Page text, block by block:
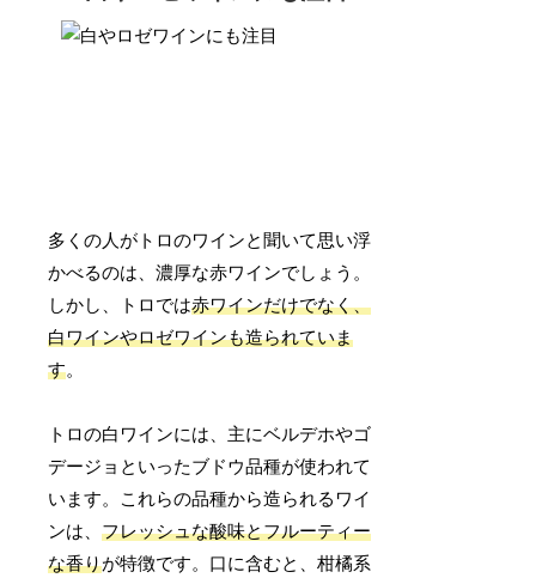
多くの人がトロのワインと聞いて思い浮
かべるのは、濃厚な赤ワインでしょう。
しかし、トロでは赤ワインだけでなく、
白ワインやロゼワインも造られていま
す。
トロの白ワインには、主にベルデホやゴ
デージョといったブドウ品種が使われて
います。これらの品種から造られるワイ
ンは、フレッシュな酸味とフルーティー
な香りが特徴です。口に含むと、柑橘系